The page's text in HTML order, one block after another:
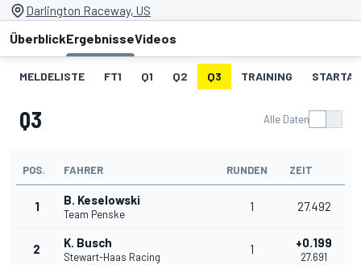
Darlington Raceway, US
ÜberblickErgebnisseVideos
MELDELISTE FT1 Q1 Q2 Q3 TRAINING
Q3 Alle Daten
POS. FAHRER RUNDEN ZEIT
1 B. Keselowski
Team Penske
1 27.492
2 K. Busch
Stewart-Haas Racing
1 +0.199
27.691